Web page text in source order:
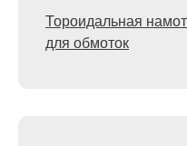
Тороидальная
для обмоток